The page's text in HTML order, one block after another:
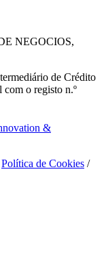
NEGOCIOS,
de Crédito
o registo n.º
&
Política de Cookies /